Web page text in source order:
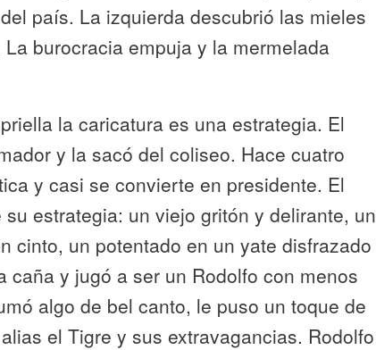
país. La izquierda descubrió las mieles
burocracia empuja y la mermelada
la caricatura es una estrategia. El
y la sacó del coliseo. Hace cuatro
y casi se convierte en presidente. El
estrategia: un viejo gritón y delirante, un
cinto, un potentado en un yate disfrazado
caña y jugó a ser un Rodolfo con menos
algo de bel canto, le puso un toque de
el Tigre y sus extravagancias. Rodolfo